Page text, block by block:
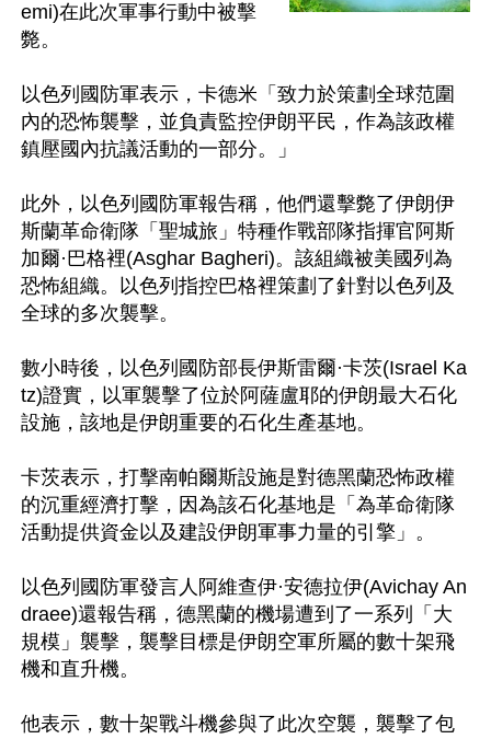
emi)在此次軍事行動中被擊
斃。
以色列國防軍表示，卡德米「致力於策劃全球范圍
內的恐怖襲擊，並負責監控伊朗平民，作為該政權
鎮壓國內抗議活動的一部分。」
此外，以色列國防軍報告稱，他們還擊斃了伊朗伊
斯蘭革命衛隊「聖城旅」特種作戰部隊指揮官阿斯
加爾·巴格裡(Asghar Bagheri)。該組織被美國列為
恐怖組織。以色列指控巴格裡策劃了針對以色列及
全球的多次襲擊。
數小時後，以色列國防部長伊斯雷爾·卡茨(Israel Ka
tz)證實，以軍襲擊了位於阿薩盧耶的伊朗最大石化
設施，該地是伊朗重要的石化生產基地。
卡茨表示，打擊南帕爾斯設施是對德黑蘭恐怖政權
的沉重經濟打擊，因為該石化基地是「為革命衛隊
活動提供資金以及建設伊朗軍事力量的引擎」。
以色列國防軍發言人阿維查伊·安德拉伊(Avichay An
draee)還報告稱，德黑蘭的機場遭到了一系列「大
規模」襲擊，襲擊目標是伊朗空軍所屬的數十架飛
機和直升機。
他表示，數十架戰斗機參與了此次空襲，襲擊了包